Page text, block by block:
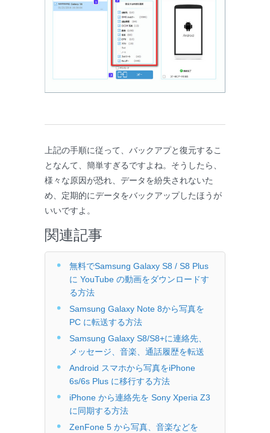
上記の手順に従って、バックアプと復元するこ
となんて、簡単すぎるですよね。そうしたら、
様々な原因が恐れ、データを紛失されないた
め、定期的にデータをバックアップしたほうが
いいですよ。
関連記事
無料でSamsung Galaxy S8 / S8 Plus
に YouTube の動画をダウンロードす
る方法
Samsung Galaxy Note 8から写真を
PC に転送する方法
Samsung Galaxy S8/S8+に連絡先、
メッセージ、音楽、通話履歴を転送
Android スマホから写真をiPhone
6s/6s Plus に移行する方法
iPhone から連絡先を Sony Xperia Z3
に同期する方法
ZenFone 5 から写真、音楽などを